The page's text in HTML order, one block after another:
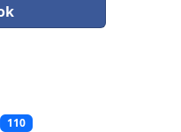
110